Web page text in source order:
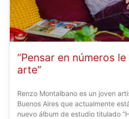
“Pensar en números
arte”
Renzo Montalbano es un joven
Buenos Aires que actualmente
nuevo álbum de estudio titulado